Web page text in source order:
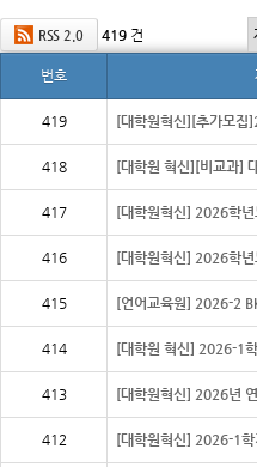
RSS 2.0 419건
번호
419
418
417
416
415
414
413
412